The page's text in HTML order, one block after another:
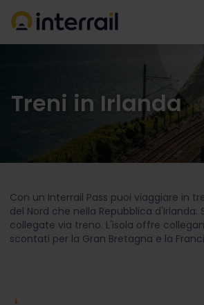
Treni in Irlanda
Con un Interrail Pass puoi viaggiare in
del Nord che nella Repubblica
collegate via treno. L'isola offre
scontati per la Gran Bretagna e la